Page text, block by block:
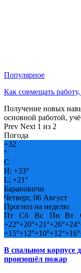
Популярное
Как совмещать
Получение новых
основной работой,
Prev Next 1 из 2
Погода
+32
°
C
H: +33°
L: +21°
Барановичи
Четверг, 06 Август
Прогноз на неделю
Пт
Сб Вс Пн Вт
+22°+20°+21°+26°+24°
+15°+12°+10°+12°+16°
В спальном корпусе
произошёл пожар